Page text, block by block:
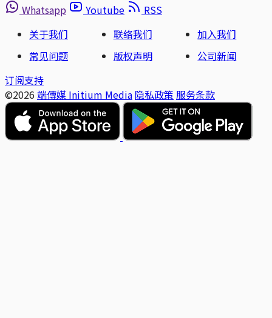
Whatsapp
Youtube
RSS
关于我们
联络我们
加入我们
常见问题
版权声明
公司新闻
订阅支持
©2026 端傳媒 Initium Media 隐私政策 服务条款